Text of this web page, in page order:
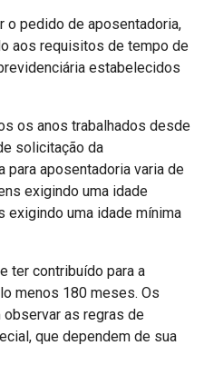
o pedido de aposentadoria,
aos requisitos de tempo de
estabelecidos
os anos trabalhados desde
solicitação da
para aposentadoria varia de
exigindo uma idade
exigindo uma idade mínima
ter contribuído para a
menos 180 meses. Os
as regras de
que dependem de sua